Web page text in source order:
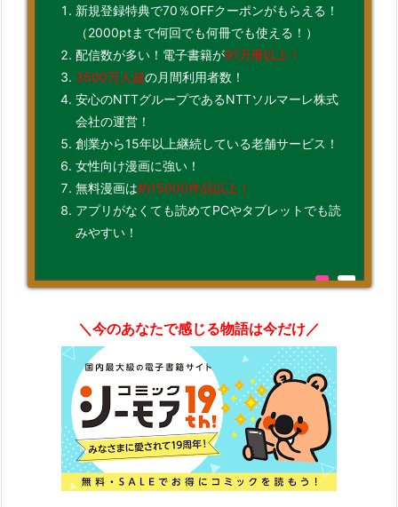
新規登録特典で70％OFFクーポンがもらえる！
（2000ptまで何回でも何冊でも使える！）
配信数が多い！電子書籍が91万冊以上！
3500万人超の月間利用者数！
安心のNTTグループであるNTTソルマーレ株式
会社の運営！
創業から15年以上継続している老舗サービス！
女性向け漫画に強い！
無料漫画は約15000作品以上！
アプリがなくても読めてPCやタブレットでも読
みやすい！
＼今のあなたで感じる物語は今だけ／